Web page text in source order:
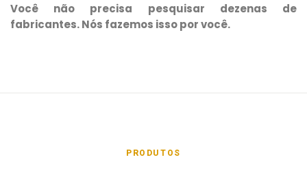
Você não precisa pesquisar dezenas de
fabricantes. Nós fazemos isso por você.
PRODUTOS